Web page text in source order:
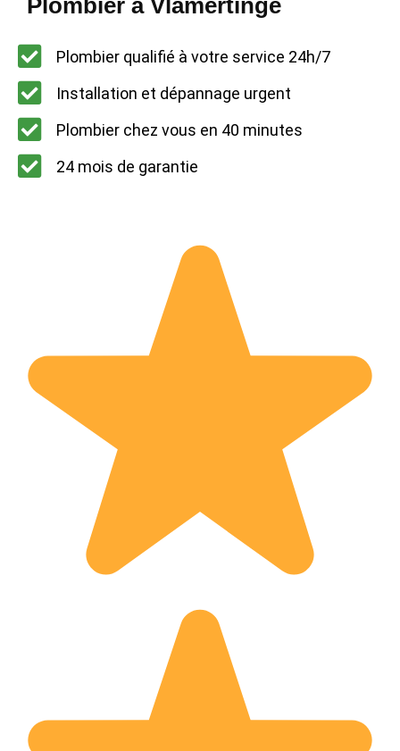
Plombier à Vlamertinge
Plombier qualifié à votre service 24h/7
Installation et dépannage urgent
Plombier chez vous en 40 minutes
24 mois de garantie